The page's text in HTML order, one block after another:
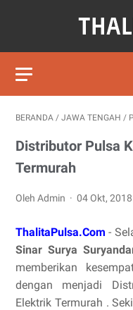
BERANDA / JAWA TENGAH /
Distributor Pulsa
Termurah
Oleh Admin 04 Okt, 2018
ThalitaPulsa.Com -
Sinar Surya
memberikan
dengan menjadi
Elektrik Termurah .